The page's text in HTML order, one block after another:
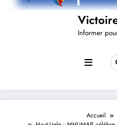
Informer
Accueil